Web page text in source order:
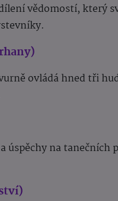
vědomostí, který
ovládá hned tři
úspěchy na tanečních